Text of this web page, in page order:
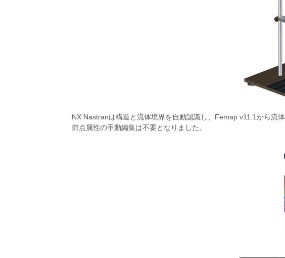
NX Nastranは構造と流体境界を自動認識し、Femap v11.1から流
節点属性の手動編集は不要となりました。